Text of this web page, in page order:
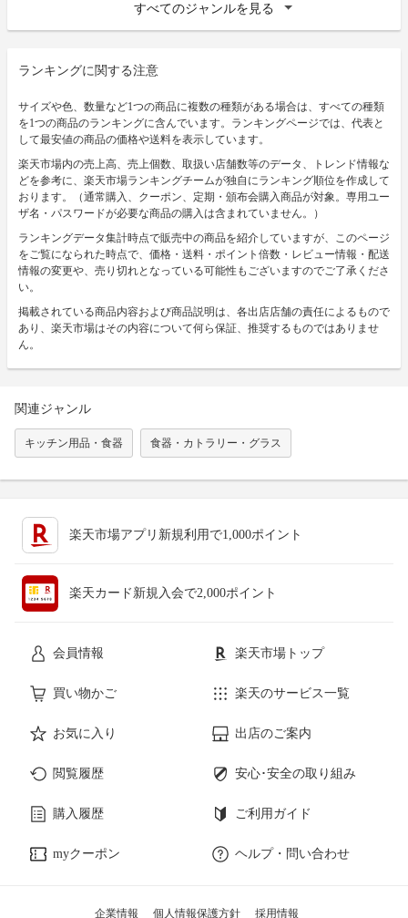
すべてのジャンルを見る
ランキングに関する注意
サイズや色、数量など1つの商品に複数の種類がある場合は、すべての種類
を1つの商品のランキングに含んでいます。ランキングページでは、代表と
して最安値の商品の価格や送料を表示しています。
楽天市場内の売上高、売上個数、取扱い店舗数等のデータ、トレンド情報な
どを参考に、楽天市場ランキングチームが独自にランキング順位を作成して
おります。（通常購入、クーポン、定期・頒布会購入商品が対象。専用ユー
ザ名・パスワードが必要な商品の購入は含まれていません。）
ランキングデータ集計時点で販売中の商品を紹介していますが、このページ
をご覧になられた時点で、価格・送料・ポイント倍数・レビュー情報・配送
情報の変更や、売り切れとなっている可能性もございますのでご了承くださ
い。
掲載されている商品内容および商品説明は、各出店店舗の責任によるもので
あり、楽天市場はその内容について何ら保証、推奨するものではありませ
ん。
関連ジャンル
キッチン用品・食器 食器・カトラリー・グラス
楽天市場アプリ新規利用で1,000ポイント
楽天カード新規入会で2,000ポイント
会員情報 楽天市場トップ
買い物かご 楽天のサービス一覧
お気に入り 出店のご案内
閲覧履歴 安心･安全の取り組み
購入履歴 ご利用ガイド
myクーポン ヘルプ・問い合わせ
企業情報 個人情報保護方針 採用情報